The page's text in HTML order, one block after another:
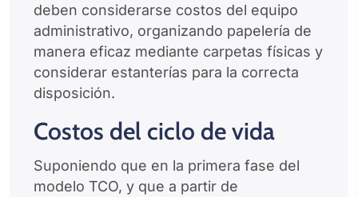
deben considerarse costos del equipo
administrativo, organizando papelería de
manera eficaz mediante carpetas físicas y
considerar estanterías para la correcta
disposición.
Costos del ciclo de vida
Suponiendo que en la primera fase del
modelo TCO, y que a partir de